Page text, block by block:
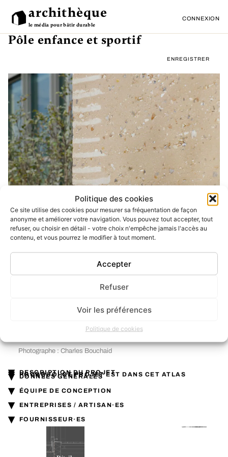
Politique des cookies
Ce site utilise des cookies pour mesurer sa fréquentation de façon
anonyme et améliorer votre navigation. Vous pouvez tout accepter, tout
refuser, ou choisir en détail - votre choix n'empêche jamais l'accès au
contenu, et vous pourrez le modifier à tout moment.
Accepter
Refuser
Voir les préférences
Politique de cookies
archithèque
le média pour bâtir durable
CONNEXION
Photographe : Charles Bouchaid
❮ ❯
ENREGISTRER
Pôle enfance et sportif
▾ DESCRIPTION DU PROJET
▾ POURQUOI CE PROJET EST DANS CET ATLAS
▾ DONNÉES GÉNÉRALES
▾ ÉQUIPE DE CONCEPTION
▾ ENTREPRISES / ARTISAN·ES
▾ FOURNISSEUR·ES
Ressources